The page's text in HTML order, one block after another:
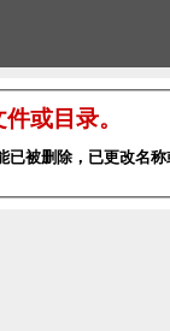
或目录。
已被删除，已更改名称